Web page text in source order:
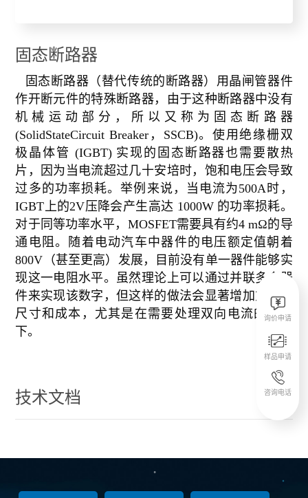
固态断路器
固态断路器（替代传统的断路器）用晶闸管器件
作开断元件的特殊断路器，由于这种断路器中没有
机械运动部分，所以又称为固态断路器
(SolidStateCircuit Breaker，SSCB)。使用绝缘栅双
极晶体管 (IGBT) 实现的固态断路器也需要散热
片，因为当电流超过几十安培时，饱和电压会导致
过多的功率损耗。举例来说，当电流为500A时，
IGBT上的2V压降会产生高达 1000W 的功率损耗。
对于同等功率水平，MOSFET需要具有约4 mΩ的导
通电阻。随着电动汽车中器件的电压额定值朝着
800V（甚至更高）发展，目前没有单一器件能够实
现这一电阻水平。虽然理论上可以通过并联多个器
件来实现该数字，但这样的做法会显著增加方案的
尺寸和成本，尤其是在需要处理双向电流的情况
下。
技术文档

询价申请

样品申请

咨询电话